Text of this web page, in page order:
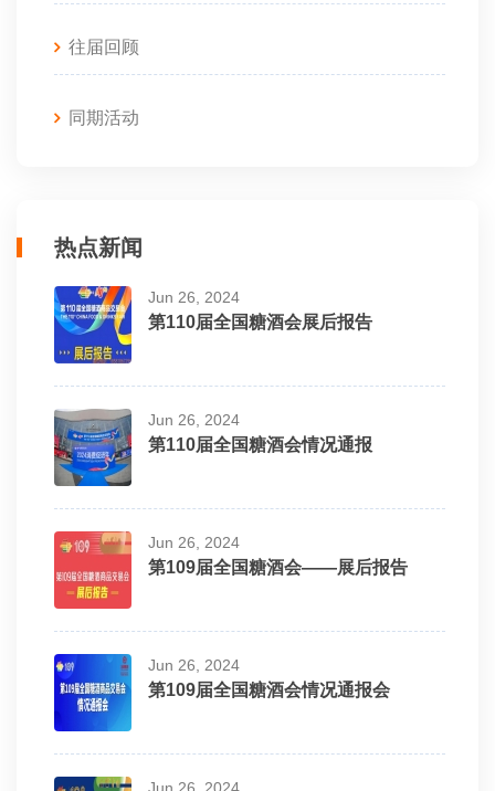
往届回顾
同期活动
热点新闻
Jun 26, 2024
第110届全国糖酒会展后报告
Jun 26, 2024
第110届全国糖酒会情况通报
Jun 26, 2024
第109届全国糖酒会——展后报告
Jun 26, 2024
第109届全国糖酒会情况通报会
Jun 26, 2024